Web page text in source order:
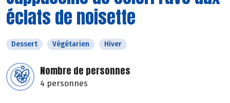
éclats de noisette
Dessert Végétarien Hiver
Nombre de personnes
4 personnes